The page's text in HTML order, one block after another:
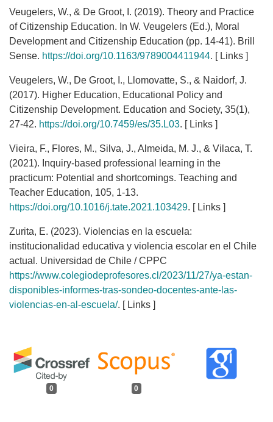
0 0
Veugelers, W., & De Groot, I. (2019). Theory and Practice
of Citizenship Education. In W. Veugelers (Ed.), Moral
Development and Citizenship Education (pp. 14-41). Brill
Sense. https://doi.org/10.1163/9789004411944. [ Links ]
Veugelers, W., De Groot, I., Llomovatte, S., & Naidorf, J.
(2017). Higher Education, Educational Policy and
Citizenship Development. Education and Society, 35(1),
27-42. https://doi.org/10.7459/es/35.L03. [ Links ]
Vieira, F., Flores, M., Silva, J., Almeida, M. J., & Vilaca, T.
(2021). Inquiry-based professional learning in the
practicum: Potential and shortcomings. Teaching and
Teacher Education, 105, 1-13.
https://doi.org/10.1016/j.tate.2021.103429. [ Links ]
Zurita, E. (2023). Violencias en la escuela:
institucionalidad educativa y violencia escolar en el Chile
actual. Universidad de Chile / CPPC
https://www.colegiodeprofesores.cl/2023/11/27/ya-estan-
disponibles-informes-tras-sondeo-docentes-ante-las-
violencias-en-al-escuela/. [ Links ]